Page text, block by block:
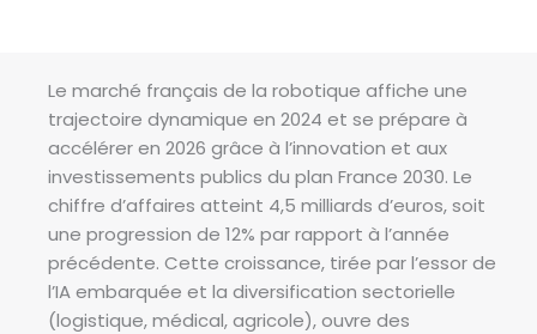
Le marché français de la robotique affiche une
trajectoire dynamique en 2024 et se prépare à
accélérer en 2026 grâce à l’innovation et aux
investissements publics du plan France 2030. Le
chiffre d’affaires atteint 4,5 milliards d’euros, soit
une progression de 12% par rapport à l’année
précédente. Cette croissance, tirée par l’essor de
l’IA embarquée et la diversification sectorielle
(logistique, médical, agricole), ouvre des